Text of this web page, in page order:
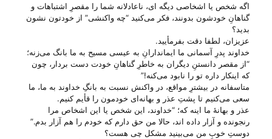
اگه شخص یا اشخاصی دیگه ای، ناعادلانه شما را مقصرِ اشتباهات و
گناهانِ خودشون بدونند، فکر می‌‌کنید “چه واکنشی” از خودتون نشون
بدید؟
عزیزان، لطفا دقت بفرمأیید.
خداوند پدرِ آسمانی ما ایماندارانِ به عیسی مسیح به ما بانگ می‌‌زنه؛
“از مقصر دانستنِ دیگران به خاطرِ گناهانِ خودت دست بردار، چون
که اینکار داره تو را نابود می‌‌کنه!”
متاسفانه در بیشترِ مواقع، در واکنش نسبت به بانگِ خداوند به ما، ما
سعی می‌‌کنیم تا پشتِ عذر و بهانه‌ای خودمون را قأیم کنیم.
عذر و بهانهٔ ما اینه که؛ “خداوند، این شخص یا این اشخاص مرا
رنجونده و آزار داده ا‌ند، حالا من حق دارم که خودم را هم آزار بدم.”
دوستِ خوبِ من می‌‌بینید مشکل چی‌ هست؟